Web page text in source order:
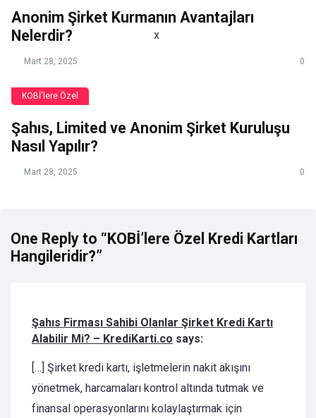
x
Anonim Şirket Kurmanın Avantajları
Nelerdir?
Mart 28, 2025 0
KOBİ'lere Özel
Şahıs, Limited ve Anonim Şirket Kuruluşu
Nasıl Yapılır?
Mart 28, 2025 0
One Reply to “KOBİ’lere Özel Kredi Kartları
Hangileridir?”
Şahıs Firması Sahibi Olanlar Şirket Kredi Kartı
Alabilir Mi? – KrediKarti.co says:
[…] Şirket kredi kartı, işletmelerin nakit akışını
yönetmek, harcamaları kontrol altında tutmak ve
finansal operasyonlarını kolaylaştırmak için